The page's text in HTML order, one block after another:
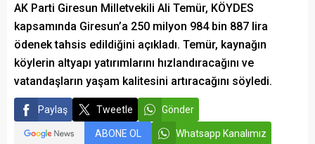
AK Parti Giresun Milletvekili Ali Temür, KÖYDES
kapsamında Giresun’a 250 milyon 984 bin 887 lira
ödenek tahsis edildiğini açıkladı. Temür, kaynağın
köylerin altyapı yatırımlarını hızlandıracağını ve
vatandaşların yaşam kalitesini artıracağını söyledi.
Paylaş Tweetle Gönder
ABONE OL Whatsapp Kanalımız